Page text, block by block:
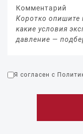
Комментарий
Коротко опишите
какие условия
давление —
Я согласен с